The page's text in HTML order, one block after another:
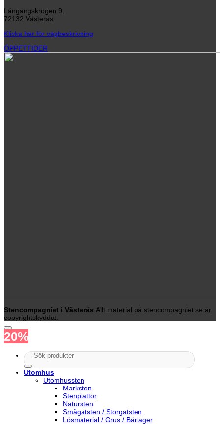
Långängskrogen 9,
72132 Västerås
Klicka här för vägbeskrivning
ÖPPETTIDER
Stencompagniet i Västerås Allt material på stencompagniet.se är
copyrightskyddat.
20%
Sök
efter:
Utomhus
Utomhussten
Marksten
Stenplattor
Natursten
Smågatsten / Storgatsten
Lösmaterial / Grus / Bärlager